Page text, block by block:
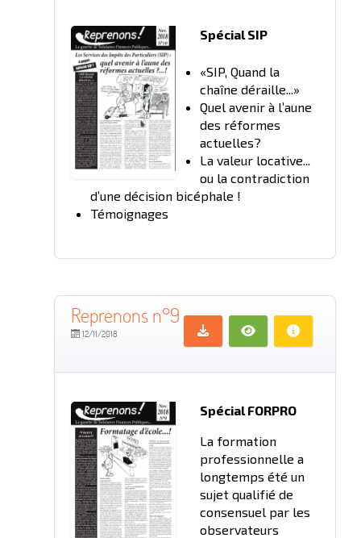
Spécial SIP
«SIP, Quand la
chaîne déraille...»
Quel avenir à l’aune
des réformes
actuelles?
La valeur locative...
ou la contradiction
d’une décision bicéphale !
Témoignages
Reprenons n°9
12/11/2018
Spécial FORPRO
La formation
professionnelle a
longtemps été un
sujet qualifié de
consensuel par les
observateurs